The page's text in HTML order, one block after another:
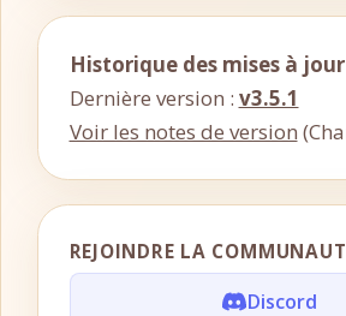
Historique des mises à jour
Dernière version : v3.5.1
Voir les notes de version
REJOINDRE LA
Discord